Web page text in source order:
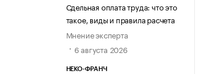
Сдельная оплата труда: что это
такое, виды и правила расчета
Мнение эксперта
6 августа 2026
НЕКО-ФРАНЧ